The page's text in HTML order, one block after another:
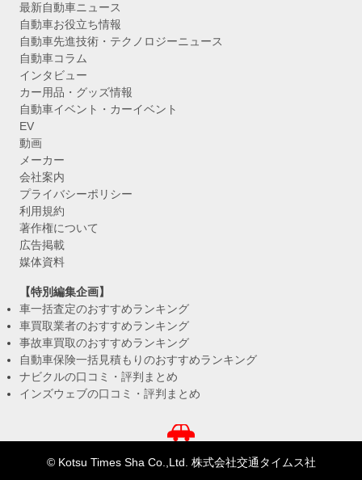
最新自動車ニュース
自動車お役立ち情報
自動車先進技術・テクノロジーニュース
自動車コラム
インタビュー
カー用品・グッズ情報
自動車イベント・カーイベント
EV
動画
メーカー
会社案内
プライバシーポリシー
利用規約
著作権について
広告掲載
媒体資料
【特別編集企画】
車一括査定のおすすめランキング
車買取業者のおすすめランキング
事故車買取のおすすめランキング
自動車保険一括見積もりのおすすめランキング
ナビクルの口コミ・評判まとめ
インズウェブの口コミ・評判まとめ
© Kotsu Times Sha Co.,Ltd. 株式会社交通タイムス社